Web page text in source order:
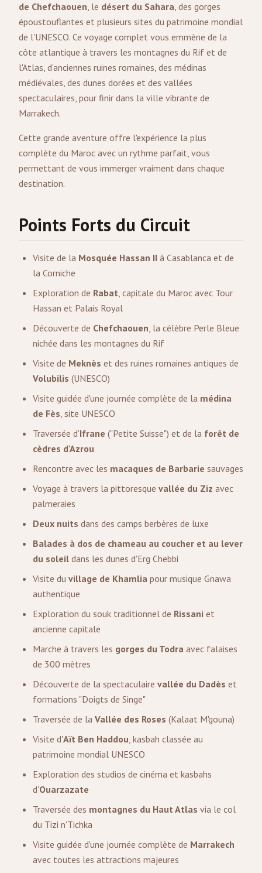
de Chefchaouen, le désert du Sahara, des gorges
époustouflantes et plusieurs sites du patrimoine mondial
de l'UNESCO. Ce voyage complet vous emmène de la
côte atlantique à travers les montagnes du Rif et de
l'Atlas, d'anciennes ruines romaines, des médinas
médiévales, des dunes dorées et des vallées
spectaculaires, pour finir dans la ville vibrante de
Marrakech.
Cette grande aventure offre l'expérience la plus
complète du Maroc avec un rythme parfait, vous
permettant de vous immerger vraiment dans chaque
destination.
Points Forts du Circuit
Visite de la Mosquée Hassan II à Casablanca et de
la Corniche
Exploration de Rabat, capitale du Maroc avec Tour
Hassan et Palais Royal
Découverte de Chefchaouen, la célèbre Perle Bleue
nichée dans les montagnes du Rif
Visite de Meknès et des ruines romaines antiques de
Volubilis (UNESCO)
Visite guidée d'une journée complète de la médina
de Fès, site UNESCO
Traversée d'Ifrane ("Petite Suisse") et de la forêt de
cèdres d'Azrou
Rencontre avec les macaques de Barbarie sauvages
Voyage à travers la pittoresque vallée du Ziz avec
palmeraies
Deux nuits dans des camps berbères de luxe
Balades à dos de chameau au coucher et au lever
du soleil dans les dunes d'Erg Chebbi
Visite du village de Khamlia pour musique Gnawa
authentique
Exploration du souk traditionnel de Rissani et
ancienne capitale
Marche à travers les gorges du Todra avec falaises
de 300 mètres
Découverte de la spectaculaire vallée du Dadès et
formations "Doigts de Singe"
Traversée de la Vallée des Roses (Kalaat M'gouna)
Visite d'Aït Ben Haddou, kasbah classée au
patrimoine mondial UNESCO
Exploration des studios de cinéma et kasbahs
d'Ouarzazate
Traversée des montagnes du Haut Atlas via le col
du Tizi n'Tichka
Visite guidée d'une journée complète de Marrakech
avec toutes les attractions majeures